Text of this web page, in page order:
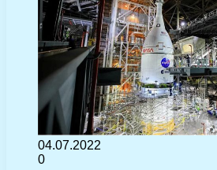
04.07.2022
0